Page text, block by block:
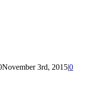
November 3rd, 2015|0